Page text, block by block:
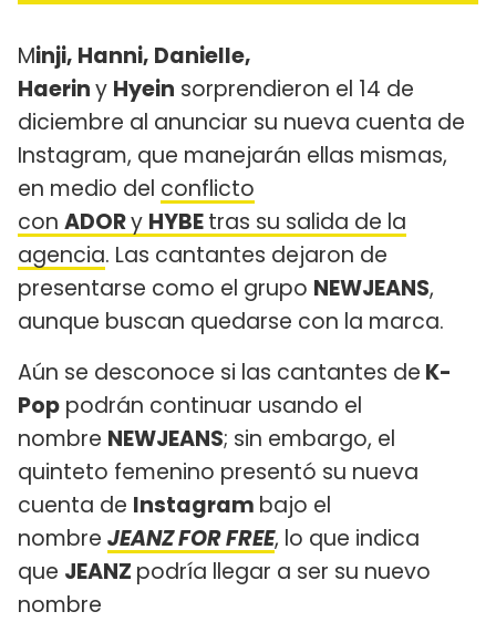
Minji, Hanni, Danielle,
Haeriny Hyein sorprendieron el 14 de
diciembre al anunciar su nueva cuenta de
Instagram, que manejarán ellas mismas,
en medio del conflicto
con ADORy HYBEtras su salida de la
agencia. Las cantantes dejaron de
presentarse como el grupo NEWJEANS,
aunque buscan quedarse con la marca.
Aún se desconoce si las cantantes de K-
Pop podrán continuar usando el
nombre NEWJEANS; sin embargo, el
quinteto femenino presentó su nueva
cuenta de Instagram bajo el
nombre JEANZ FOR FREE, lo que indica
que JEANZ podría llegar a ser su nuevo
nombre